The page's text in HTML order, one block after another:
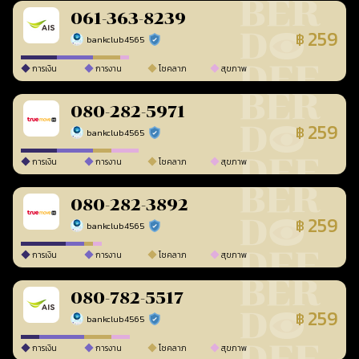
061-363-8239
bankclub4565 ร้านยืนยันแล้ว ฿ 259
การเงิน การงาน โชคลาภ สุขภาพ
080-282-5971
bankclub4565 ร้านยืนยันแล้ว ฿ 259
การเงิน การงาน โชคลาภ สุขภาพ
080-282-3892
bankclub4565 ร้านยืนยันแล้ว ฿ 259
การเงิน การงาน โชคลาภ สุขภาพ
080-782-5517
bankclub4565 ร้านยืนยันแล้ว ฿ 259
การเงิน การงาน โชคลาภ สุขภาพ